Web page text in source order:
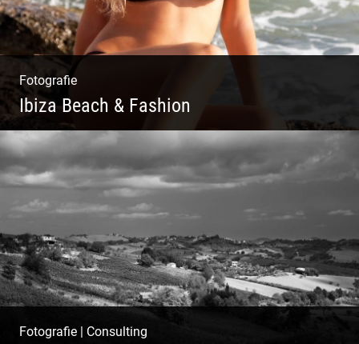
Fotografie
Ibiza Beach & Fashion
Ibiza Beach & Fashion
Fotografie | Consulting